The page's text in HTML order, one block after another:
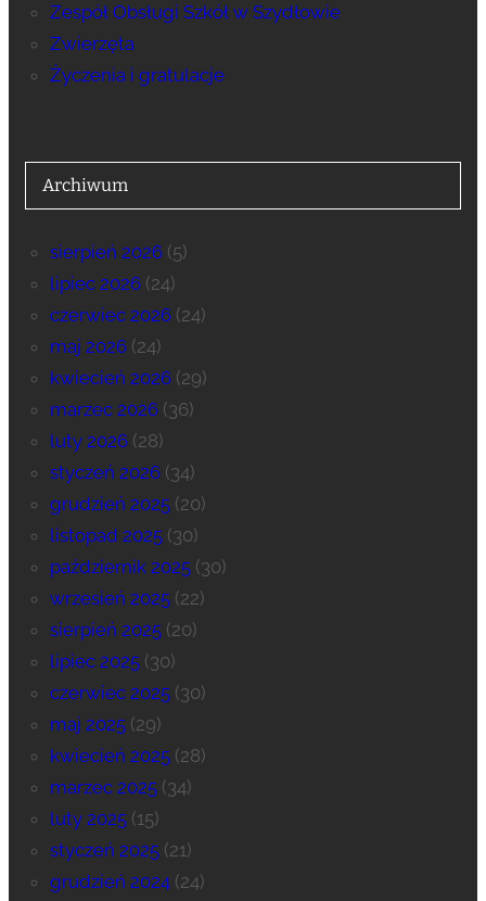
Zespół Obsługi Szkół w Szydłowie
Zwierzęta
Życzenia i gratulacje
Archiwum
sierpień 2026(5)
lipiec 2026(24)
czerwiec 2026(24)
maj 2026(24)
kwiecień 2026(29)
marzec 2026(36)
luty 2026(28)
styczeń 2026(34)
grudzień 2025(20)
listopad 2025(30)
październik 2025(30)
wrzesień 2025(22)
sierpień 2025(20)
lipiec 2025(30)
czerwiec 2025(30)
maj 2025(29)
kwiecień 2025(28)
marzec 2025(34)
luty 2025(15)
styczeń 2025(21)
grudzień 2024(24)